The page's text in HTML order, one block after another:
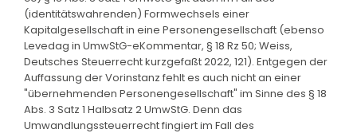
(identitätswahrenden) Formwechsels einer
Kapitalgesellschaft in eine Personengesellschaft (ebenso
Levedag in UmwStG-eKommentar, § 18 Rz 50; Weiss,
Deutsches Steuerrecht kurzgefaßt 2022, 121). Entgegen der
Auffassung der Vorinstanz fehlt es auch nicht an einer
"übernehmenden Personengesellschaft" im Sinne des § 18
Abs. 3 Satz 1 Halbsatz 2 UmwStG. Denn das
Umwandlungssteuerrecht fingiert im Fall des